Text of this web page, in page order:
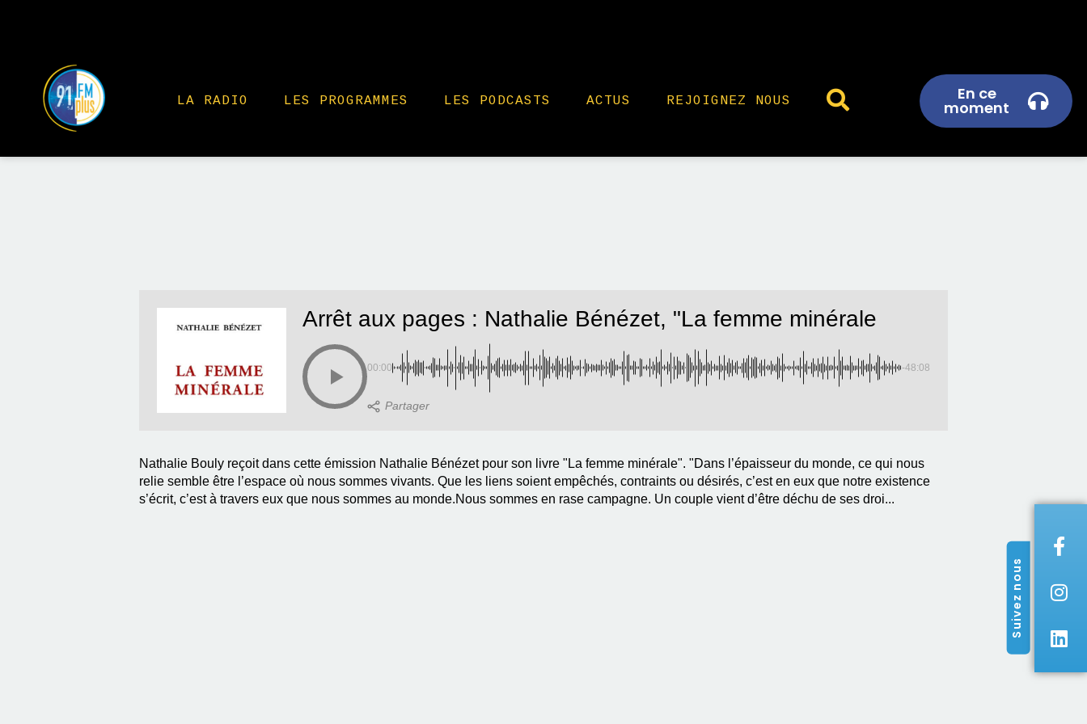
LA RADIO LES PROGRAMMES LES PODCASTS ACTUS REJOIGNEZ NOUS En ce
moment
Suivez nous
Arrêt aux pages : Nathalie Bénézet, "La femme minérale
00:00 -48:08
Nathalie Bouly reçoit dans cette émission Nathalie Bénézet pour son livre "La femme minérale". "Dans l’épaisseur du monde, ce qui nous
relie semble être l’espace où nous sommes vivants. Que les liens soient empêchés, contraints ou désirés, c’est en eux que notre existence
s’écrit, c’est à travers eux que nous sommes au monde.Nous sommes en rase campagne. Un couple vient d’être déchu de ses droi...